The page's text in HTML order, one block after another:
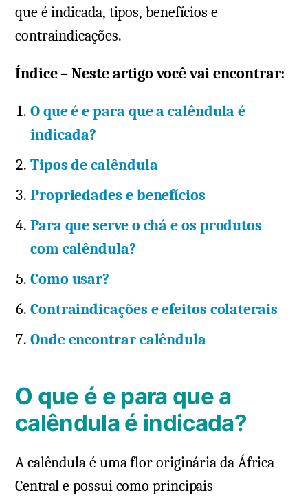
que é indicada, tipos, benefícios e
contraindicações.
Índice – Neste artigo você vai encontrar:
O que é e para que a calêndula é
indicada?
Tipos de calêndula
Propriedades e benefícios
Para que serve o chá e os produtos
com calêndula?
Como usar?
Contraindicações e efeitos colaterais
Onde encontrar calêndula
O que é e para que a
calêndula é indicada?
A calêndula é uma flor originária da África
Central e possui como principais